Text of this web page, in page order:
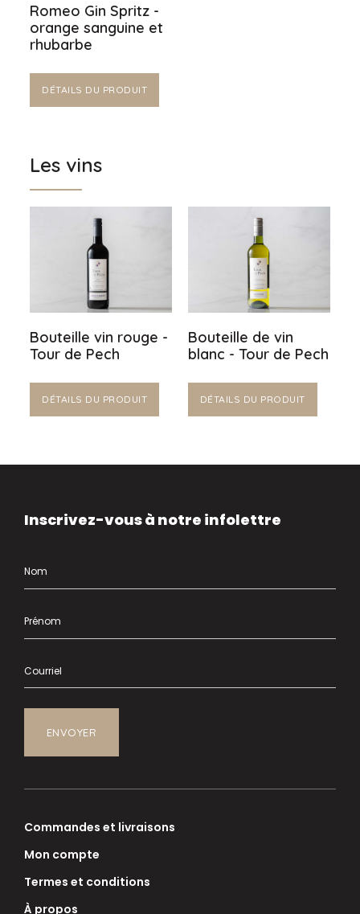
Romeo Gin Spritz -
orange sanguine et
rhubarbe
DÉTAILS DU PRODUIT
Les vins
Bouteille vin rouge -
Tour de Pech
DÉTAILS DU PRODUIT
Bouteille de vin
blanc - Tour de Pech
DÉTAILS DU PRODUIT
Commandes et livraisons
Mon compte
Termes et conditions
À propos
Inscrivez-vous à notre infolettre